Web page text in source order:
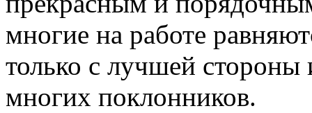
многие на работе
только с лучшей стороны
многих поклонников.